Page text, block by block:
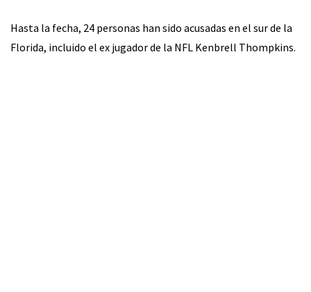
Hasta la fecha, 24 personas han sido acusadas en el sur de la
Florida, incluido el ex jugador de la NFL Kenbrell Thompkins.